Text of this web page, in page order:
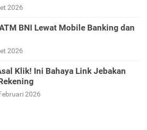
2026
BNI Lewat Mobile Banking dan
2026
Klik! Ini Bahaya Link Jebakan
2026